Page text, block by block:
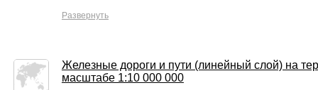
Развернуть
Железные дороги и пути (линейный слой) на
масштабе 1:10 000 000